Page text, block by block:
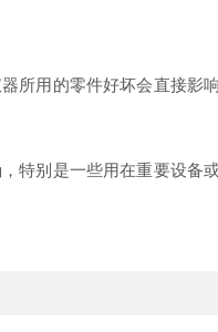
所用的零件好坏会直接影
特别是一些用在重要设备